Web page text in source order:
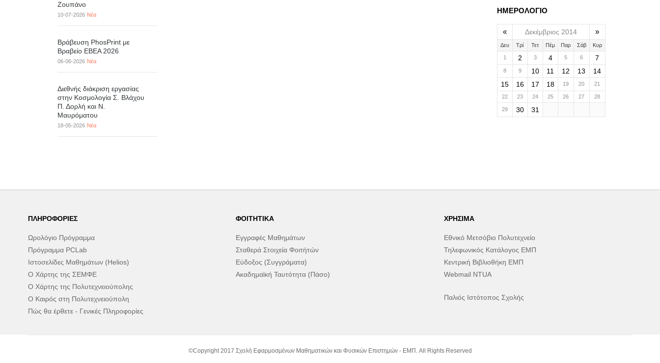
Ζουπάνο
10-07-2026 Νέα
Βράβευση PhosPrint με
Βραβείο ΕΒΕΑ 2026
06-06-2026 Νέα
Διεθνής διάκριση εργασίας
στην Κοσμολογία Σ. Βλάχου
Π. Δορλή και Ν.
Μαυρόματου
18-05-2026 Νέα
ΗΜΕΡΟΛΟΓΙΟ
« Δεκέμβριος 2014 »
Δευ Τρί Τετ Πέμ Παρ Σάβ Κυρ
1 2 3 4 5 6 7
8 9 10 11 12 13
14
15
16 17 18 19 20 21
22 23 24 25 26 27 28
29 30 31
ΠΛΗΡΟΦΟΡΊΕΣ
Ωρολόγιο Πρόγραμμα
Πρόγραμμα PCLab
Ιστοσελίδες Μαθημάτων (Helios)
Ο Χάρτης της ΣΕΜΦΕ
Ο Χάρτης της Πολυτεχνειούπολης
Ο Καιρός στη Πολυτεχνειούπολη
Πώς θα έρθετε - Γενικές Πληροφορίες
ΦΟΙΤΗΤΙΚΆ
Εγγραφές Μαθημάτων
Σταθερά Στοιχεία Φοιτήτών
Εύδοξος (Συγγράματα)
Ακαδημαϊκή Ταυτότητα (Πάσο)
ΧΡΉΣΙΜΑ
Εθνικό Μετσόβιο Πολυτεχνείο
Τηλεφωνικός Κατάλογος ΕΜΠ
Κεντρική Βιβλιοθήκη ΕΜΠ
Webmail NTUA
Παλιός Ιστότοπος Σχολής
©Copyright 2017 Σχολή Εφαρμοσμένων Μαθηματικών και Φυσικών Επιστημών - ΕΜΠ. All Rights Reserved